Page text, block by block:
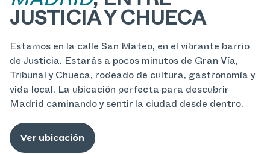
MADRID, ENTRE
JUSTICIA Y CHUECA
Estamos en la calle San Mateo, en el vibrante barrio
de Justicia. Estarás a pocos minutos de Gran Vía,
Tribunal y Chueca, rodeado de cultura, gastronomía y
vida local. La ubicación perfecta para descubrir
Madrid caminando y sentir la ciudad desde dentro.
Ver ubicación